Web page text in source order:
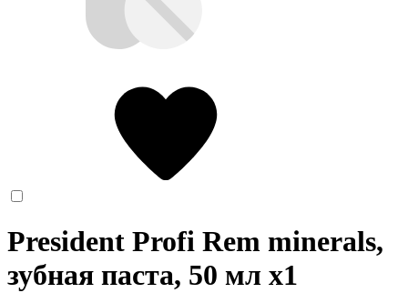
President Profi Rem minerals,
зубная паста, 50 мл x1